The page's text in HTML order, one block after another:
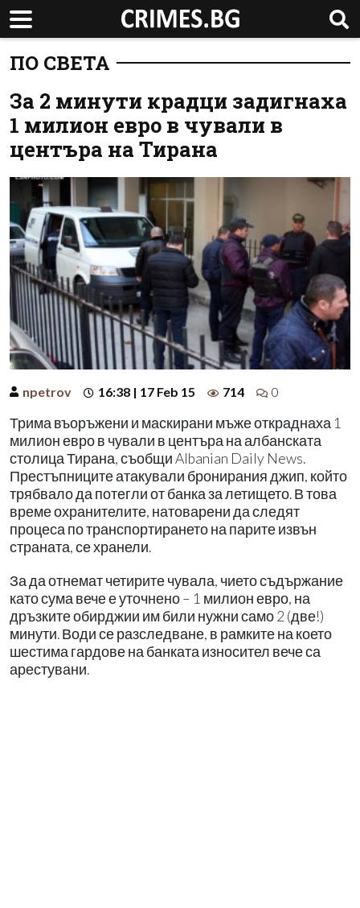
ПО СВЕТА
За 2 минути крадци задигнаха
1 милион евро в чували в
центъра на Тирана
npetrov 16:38 | 17 Feb 15 714 0
Трима въоръжени и маскирани мъже откраднаха 1
милион евро в чували в центъра на албанската
столица Тирана, съобщи Albanian Daily News.
Престъпниците атакували бронирания джип, който
трябвало да потегли от банка за летището. В това
време охранителите, натоварени да следят
процеса по транспортирането на парите извън
страната, се хранели.
За да отнемат четирите чувала, чието съдържание
като сума вече е уточнено – 1 милион евро, на
дръзките обирджии им били нужни само 2 (две!)
минути. Води се разследване, в рамките на което
шестима гардове на банката износител вече са
арестувани.